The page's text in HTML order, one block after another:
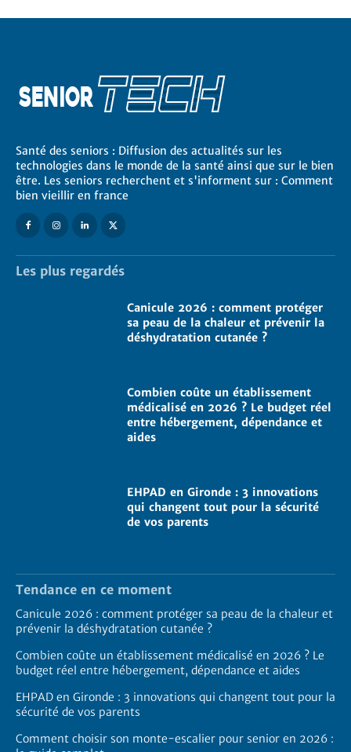
Santé des seniors : Diffusion des actualités sur les
technologies dans le monde de la santé ainsi que sur le bien
être. Les seniors recherchent et s'informent sur : Comment
bien vieillir en france
Les plus regardés
Canicule 2026 : comment protéger
sa peau de la chaleur et prévenir la
déshydratation cutanée ?
Combien coûte un établissement
médicalisé en 2026 ? Le budget réel
entre hébergement, dépendance et
aides
EHPAD en Gironde : 3 innovations
qui changent tout pour la sécurité
de vos parents
Tendance en ce moment
Canicule 2026 : comment protéger sa peau de la chaleur et
prévenir la déshydratation cutanée ?
Combien coûte un établissement médicalisé en 2026 ? Le
budget réel entre hébergement, dépendance et aides
EHPAD en Gironde : 3 innovations qui changent tout pour la
sécurité de vos parents
Comment choisir son monte-escalier pour senior en 2026 :